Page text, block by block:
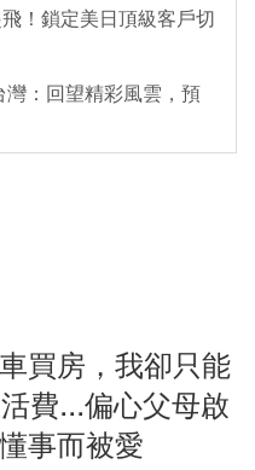
！鎖定美日頂級客戶切
：回望精彩風雲，預
買房，我卻只能
費...偏心父母啟
事而被愛